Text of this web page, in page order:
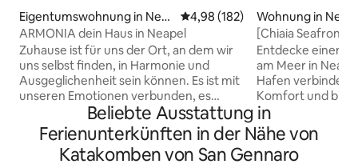
Eigentumswohnung in Nea
pel
Durchschnittliche Bewertung:
4,98 (182)
ARMONIA dein Haus in Neapel
Zuhause ist für uns der Ort, an dem wir
uns selbst finden, in Harmonie und
Ausgeglichenheit sein können. Es ist mit
unseren Emotionen verbunden, es
empfängt uns nicht nur als eine einfache
Summe von Wänden, sondern als einen
einzigen Körper, der mit unserer
Umgebung und mit den Menschen, die
Wohnung in
[Chiaia Seafront]
Design
Entdecke einen
am Meer in
Hafen verbindet
Komfort und
und das Castel
Erlebe Neapels
die lokale Küche
Beliebte Ausstattung in
Ferienunterkünften in der Nähe von
Katakomben von San Gennaro